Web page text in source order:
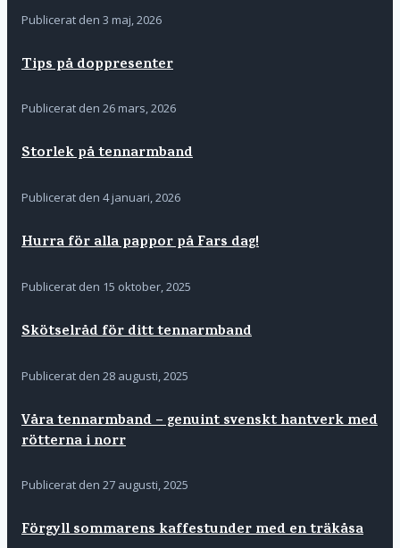
Publicerat den 3 maj, 2026
Tips på doppresenter
Publicerat den 26 mars, 2026
Storlek på tennarmband
Publicerat den 4 januari, 2026
Hurra för alla pappor på Fars dag!
Publicerat den 15 oktober, 2025
Skötselråd för ditt tennarmband
Publicerat den 28 augusti, 2025
Våra tennarmband – genuint svenskt hantverk med
rötterna i norr
Publicerat den 27 augusti, 2025
Förgyll sommarens kaffestunder med en träkåsa